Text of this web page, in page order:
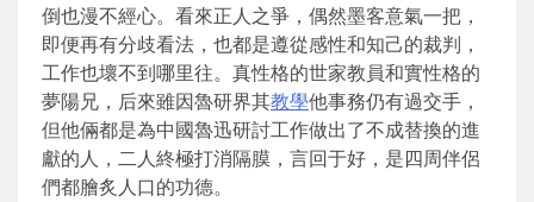
倒也漫不經心。看來正人之爭，偶然墨客意氣一把，
即便再有分歧看法，也都是遵從感性和知己的裁判，
工作也壞不到哪里往。真性格的世家教員和實性格的
夢陽兄，后來雖因魯研界其教學他事務仍有過交手，
但他倆都是為中國魯迅研討工作做出了不成替換的進
獻的人，二人終極打消隔膜，言回于好，是四周伴侶
們都膾炙人口的功德。